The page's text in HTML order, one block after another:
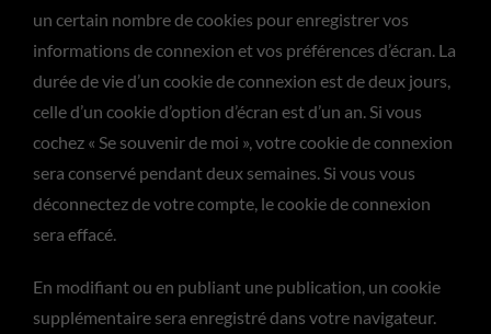
un certain nombre de cookies pour enregistrer vos
informations de connexion et vos préférences d’écran. La
durée de vie d’un cookie de connexion est de deux jours,
celle d’un cookie d’option d’écran est d’un an. Si vous
cochez « Se souvenir de moi », votre cookie de connexion
sera conservé pendant deux semaines. Si vous vous
déconnectez de votre compte, le cookie de connexion
sera effacé.
En modifiant ou en publiant une publication, un cookie
supplémentaire sera enregistré dans votre navigateur.